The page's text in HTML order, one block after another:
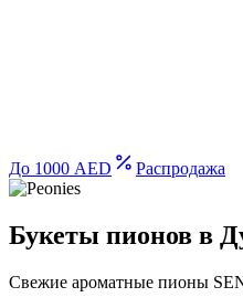
До 1000 AED Распродажа
Букеты пионов в
Свежие ароматные пионы